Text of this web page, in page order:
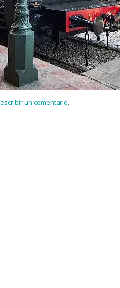
escribir un comentario.